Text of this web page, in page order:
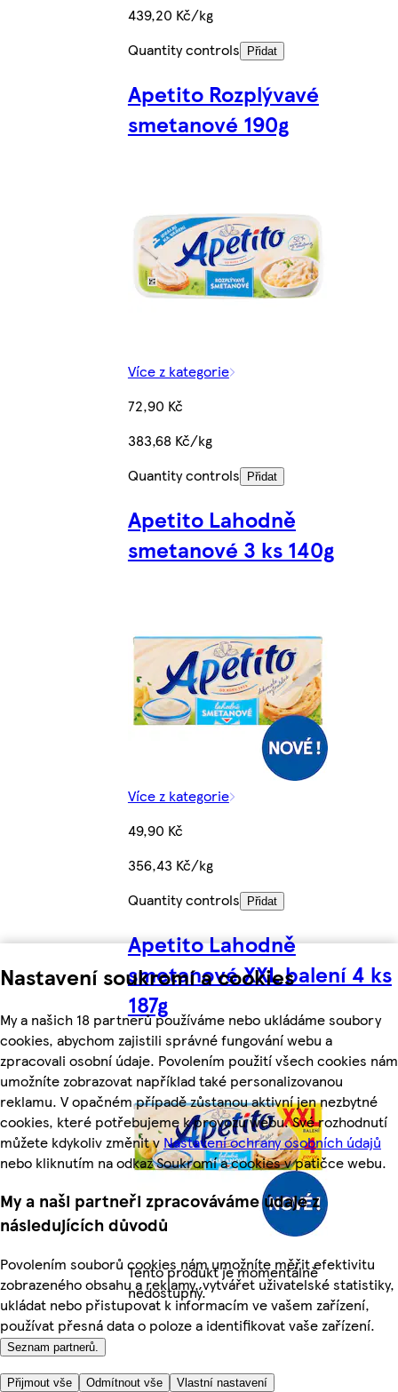
Nastavení soukromí a cookies
My a našich 18 partnerů používáme nebo ukládáme soubory
cookies, abychom zajistili správné fungování webu a
zpracovali osobní údaje. Povolením použití všech cookies nám
umožníte zobrazovat například také personalizovanou
reklamu. V opačném případě zůstanou aktivní jen nezbytné
cookies, které potřebujeme k provozu webu. Své rozhodnutí
můžete kdykoliv změnit v Nastavení ochrany osobních údajů
nebo kliknutím na odkaz Soukromí a cookies v patičce webu.
My a naši partneři zpracováváme údaje z
následujících důvodů
Povolením souborů cookies nám umožníte měřit efektivitu
zobrazeného obsahu a reklamy, vytvářet uživatelské statistiky,
ukládat nebo přistupovat k informacím ve vašem zařízení,
používat přesná data o poloze a identifikovat vaše zařízení.
Seznam partnerů.
Přijmout vše Odmítnout vše Vlastní nastavení
439,20 Kč/kg
Quantity controls
Přidat
Apetito Rozplývavé
smetanové 190g
Více z kategorie
72,90 Kč
383,68 Kč/kg
Quantity controls
Přidat
Apetito Lahodně
smetanové 3 ks 140g
Více z kategorie
49,90 Kč
356,43 Kč/kg
Quantity controls
Přidat
Apetito Lahodně
smetanové XXL balení 4 ks
187g
Tento produkt je momentálně
nedostupný.